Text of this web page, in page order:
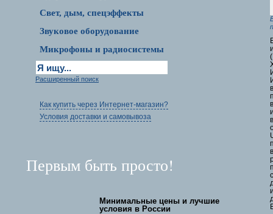
Свет, дым, спецэффекты
Звуковое оборудование
Микрофоны и радиосистемы
Расширенный поиск
Как купить через Интернет-магазин?
Условия доставки и самовывоза
Первым быть просто!
Минимальные цены и лучшие
условия в России